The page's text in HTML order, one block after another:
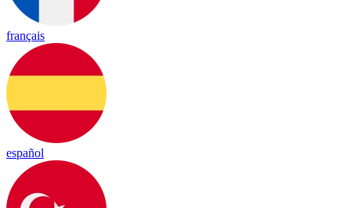
français
español